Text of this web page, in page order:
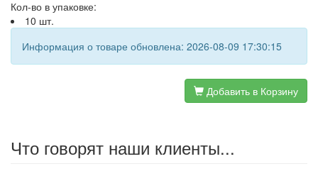
Кол-во в упаковке:
10 шт.
Информация о товаре обновлена: 2026-08-09 17:30:15
Добавить в Корзину
Что говорят наши клиенты...